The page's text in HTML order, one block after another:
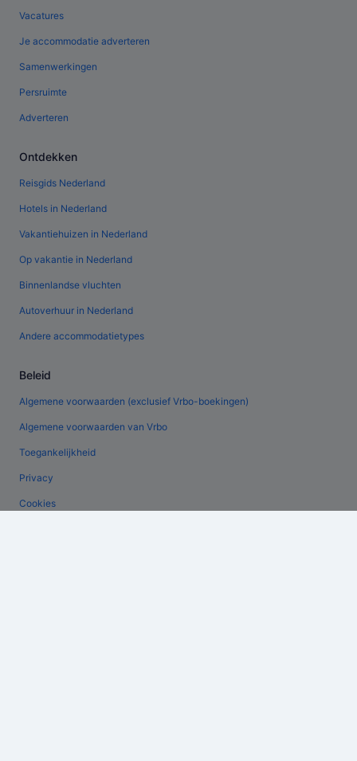
Vacatures
Je accommodatie adverteren
Samenwerkingen
Persruimte
Adverteren
Ontdekken
Reisgids Nederland
Hotels in Nederland
Vakantiehuizen in Nederland
Op vakantie in Nederland
Binnenlandse vluchten
Autoverhuur in Nederland
Andere accommodatietypes
Beleid
Algemene voorwaarden (exclusief Vrbo-boekingen)
Algemene voorwaarden van Vrbo
Toegankelijkheid
Privacy
Cookies